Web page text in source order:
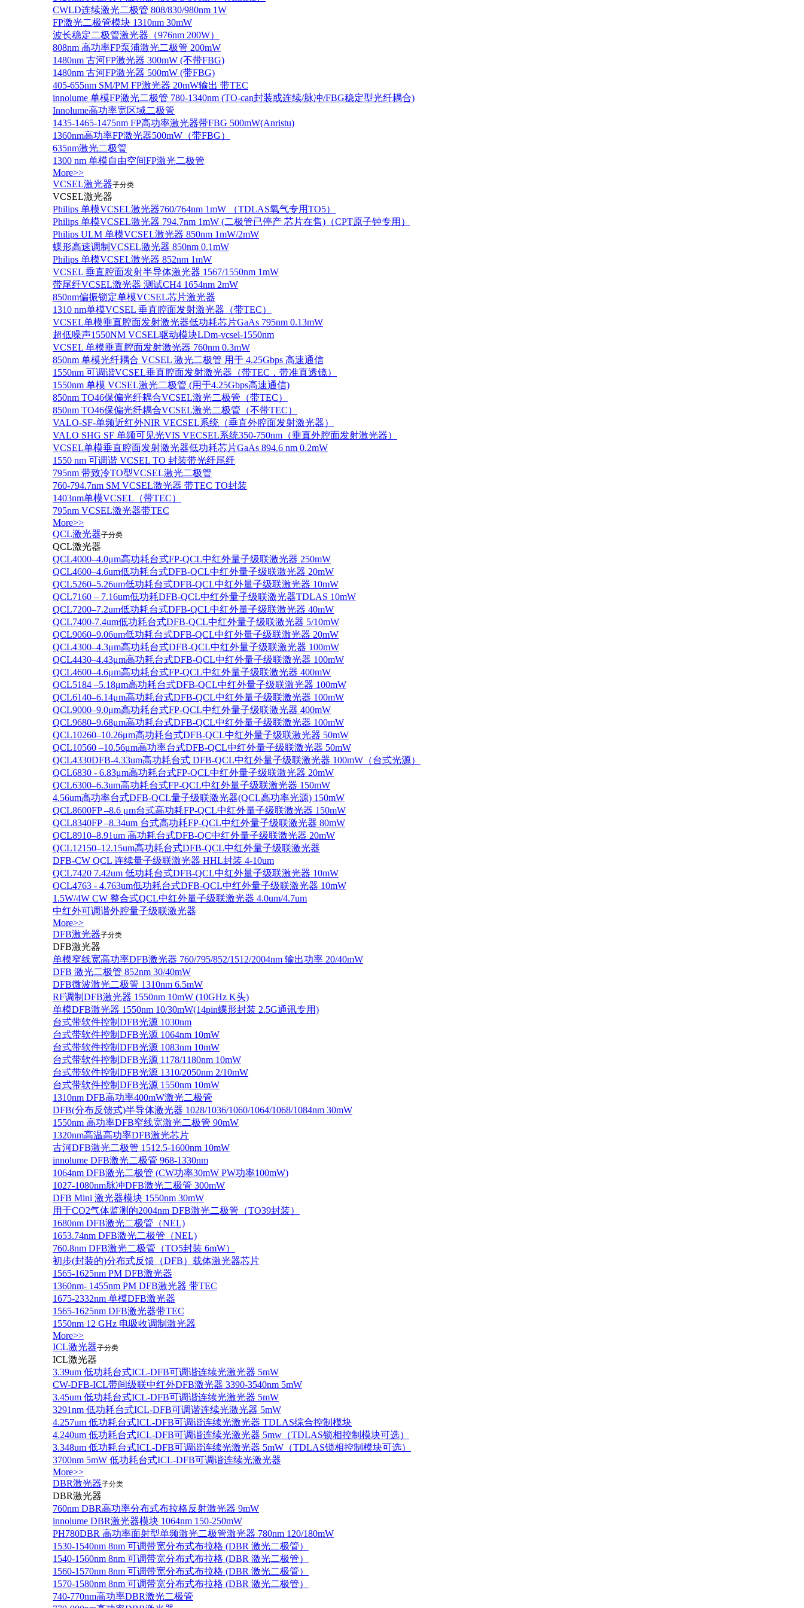
CWLD连续激光二极管 808/830/980nm 1W
FP激光二极管模块 1310nm 30mW
波长稳定二极管激光器（976nm 200W）
808nm 高功率FP泵浦激光二极管 200mW
1480nm 古河FP激光器 300mW (不带FBG)
1480nm 古河FP激光器 500mW (带FBG)
405-655nm SM/PM FP激光器 20mW输出 带TEC
innolume 单模FP激光二极管 780-1340nm (TO-can封装或连续/脉冲/FBG稳定型光纤耦合)
Innolume高功率宽区域二极管
1435-1465-1475nm FP高功率激光器带FBG 500mW(Anristu)
1360nm高功率FP激光器500mW（带FBG）
635nm激光二极管
1300 nm 单模自由空间FP激光二极管
More>>
VCSEL激光器子分类
VCSEL激光器
Philips 单模VCSEL激光器760/764nm 1mW （TDLAS氧气专用TO5）
Philips 单模VCSEL激光器 794.7nm 1mW (二极管已停产 芯片在售)（CPT原子钟专用）
Philips ULM 单模VCSEL激光器 850nm 1mW/2mW
蝶形高速调制VCSEL激光器 850nm 0.1mW
Philips 单模VCSEL激光器 852nm 1mW
VCSEL 垂直腔面发射半导体激光器 1567/1550nm 1mW
带尾纤VCSEL激光器 测试CH4 1654nm 2mW
850nm偏振锁定单模VCSEL芯片激光器
1310 nm单模VCSEL 垂直腔面发射激光器（带TEC）
VCSEL单模垂直腔面发射激光器低功耗芯片GaAs 795nm 0.13mW
超低噪声1550NM VCSEL驱动模块LDm-vcsel-1550nm
VCSEL 单模垂直腔面发射激光器 760nm 0.3mW
850nm 单模光纤耦合 VCSEL 激光二极管 用于 4.25Gbps 高速通信
1550nm 可调谐VCSEL垂直腔面发射激光器（带TEC，带准直透镜）
1550nm 单模 VCSEL激光二极管 (用于4.25Gbps高速通信)
850nm TO46保偏光纤耦合VCSEL激光二极管（带TEC）
850nm TO46保偏光纤耦合VCSEL激光二极管（不带TEC）
VALO-SF-单频近红外NIR VECSEL系统（垂直外腔面发射激光器）
VALO SHG SF 单频可见光VIS VECSEL系统350-750nm（垂直外腔面发射激光器）
VCSEL单模垂直腔面发射激光器低功耗芯片GaAs 894.6 nm 0.2mW
1550 nm 可调谐 VCSEL TO 封装带光纤尾纤
795nm 带致冷TO型VCSEL激光二极管
760-794.7nm SM VCSEL激光器 带TEC TO封装
1403nm单模VCSEL（带TEC）
795nm VCSEL激光器带TEC
More>>
QCL激光器子分类
QCL激光器
QCL4000–4.0μm高功耗台式FP-QCL中红外量子级联激光器 250mW
QCL4600–4.6um低功耗台式DFB-QCL中红外量子级联激光器 20mW
QCL5260–5.26um低功耗台式DFB-QCL中红外量子级联激光器 10mW
QCL7160 – 7.16um低功耗DFB-QCL中红外量子级联激光器TDLAS 10mW
QCL7200–7.2um低功耗台式DFB-QCL中红外量子级联激光器 40mW
QCL7400-7.4um低功耗台式DFB-QCL中红外量子级联激光器 5/10mW
QCL9060–9.06um低功耗台式DFB-QCL中红外量子级联激光器 20mW
QCL4300–4.3μm高功耗台式DFB-QCL中红外量子级联激光器 100mW
QCL4430–4.43μm高功耗台式DFB-QCL中红外量子级联激光器 100mW
QCL4600–4.6μm高功耗台式FP-QCL中红外量子级联激光器 400mW
QCL5184 –5.18μm高功耗台式DFB-QCL中红外量子级联激光器 100mW
QCL6140–6.14μm高功耗台式DFB-QCL中红外量子级联激光器 100mW
QCL9000–9.0μm高功耗台式FP-QCL中红外量子级联激光器 400mW
QCL9680–9.68μm高功耗台式DFB-QCL中红外量子级联激光器 100mW
QCL10260–10.26μm高功耗台式DFB-QCL中红外量子级联激光器 50mW
QCL10560 –10.56μm高功率台式DFB-QCL中红外量子级联激光器 50mW
QCL4330DFB-4.33um高功耗台式 DFB-QCL中红外量子级联激光器 100mW（台式光源）
QCL6830 - 6.83μm高功耗台式FP-QCL中红外量子级联激光器 20mW
QCL6300–6.3um高功耗台式FP-QCL中红外量子级联激光器 150mW
4.56um高功率台式DFB-QCL量子级联激光器(QCL高功率光源) 150mW
QCL8600FP –8.6 μm台式高功耗FP-QCL中红外量子级联激光器 150mW
QCL8340FP –8.34um 台式高功耗FP-QCL中红外量子级联激光器 80mW
QCL8910–8.91um 高功耗台式DFB-QC中红外量子级联激光器 20mW
QCL12150–12.15um高功耗台式DFB-QCL中红外量子级联激光器
DFB-CW QCL 连续量子级联激光器 HHL封装 4-10um
QCL7420 7.42um 低功耗台式DFB-QCL中红外量子级联激光器 10mW
QCL4763 - 4.763um低功耗台式DFB-QCL中红外量子级联激光器 10mW
1.5W/4W CW 整合式QCL中红外量子级联激光器 4.0um/4.7um
中红外可调谐外腔量子级联激光器
More>>
DFB激光器子分类
DFB激光器
单模窄线宽高功率DFB激光器 760/795/852/1512/2004nm 输出功率 20/40mW
DFB 激光二极管 852nm 30/40mW
DFB微波激光二极管 1310nm 6.5mW
RF调制DFB激光器 1550nm 10mW (10GHz K头)
单模DFB激光器 1550nm 10/30mW(14pin蝶形封装 2.5G通讯专用)
台式带软件控制DFB光源 1030nm
台式带软件控制DFB光源 1064nm 10mW
台式带软件控制DFB光源 1083nm 10mW
台式带软件控制DFB光源 1178/1180nm 10mW
台式带软件控制DFB光源 1310/2050nm 2/10mW
台式带软件控制DFB光源 1550nm 10mW
1310nm DFB高功率400mW激光二极管
DFB(分布反馈式)半导体激光器 1028/1036/1060/1064/1068/1084nm 30mW
1550nm 高功率DFB窄线宽激光二极管 90mW
1320nm高温高功率DFB激光芯片
古河DFB激光二极管 1512.5-1600nm 10mW
innolume DFB激光二极管 968-1330nm
1064nm DFB激光二极管 (CW功率30mW PW功率100mW)
1027-1080nm脉冲DFB激光二极管 300mW
DFB Mini 激光器模块 1550nm 30mW
用于CO2气体监测的2004nm DFB激光二极管（TO39封装）
1680nm DFB激光二极管（NEL)
1653.74nm DFB激光二极管（NEL)
760.8nm DFB激光二极管（TO5封装 6mW）
初步(封装的)分布式反馈（DFB）载体激光器芯片
1565-1625nm PM DFB激光器
1360nm- 1455nm PM DFB激光器 带TEC
1675-2332nm 单模DFB激光器
1565-1625nm DFB激光器带TEC
1550nm 12 GHz 电吸收调制激光器
More>>
ICL激光器子分类
ICL激光器
3.39um 低功耗台式ICL-DFB可调谐连续光激光器 5mW
CW-DFB-ICL带间级联中红外DFB激光器 3390-3540nm 5mW
3.45um 低功耗台式ICL-DFB可调谐连续光激光器 5mW
3291nm 低功耗台式ICL-DFB可调谐连续光激光器 5mW
4.257um 低功耗台式ICL-DFB可调谐连续光激光器 TDLAS综合控制模块
4.240um 低功耗台式ICL-DFB可调谐连续光激光器 5mw（TDLAS锁相控制模块可选）
3.348um 低功耗台式ICL-DFB可调谐连续光激光器 5mW（TDLAS锁相控制模块可选）
3700nm 5mW 低功耗台式ICL-DFB可调谐连续光激光器
More>>
DBR激光器子分类
DBR激光器
760nm DBR高功率分布式布拉格反射激光器 9mW
innolume DBR激光器模块 1064nm 150-250mW
PH780DBR 高功率面射型单频激光二极管激光器 780nm 120/180mW
1530-1540nm 8nm 可调带宽分布式布拉格 (DBR 激光二极管）
1540-1560nm 8nm 可调带宽分布式布拉格 (DBR 激光二极管）
1560-1570nm 8nm 可调带宽分布式布拉格 (DBR 激光二极管）
1570-1580nm 8nm 可调带宽分布式布拉格 (DBR 激光二极管）
740-770nm高功率DBR激光二极管